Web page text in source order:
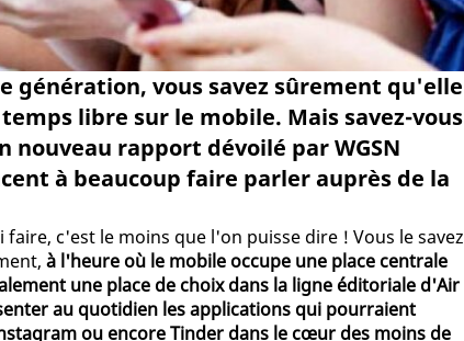
génération, vous savez sûrement qu'elle
libre sur le mobile. Mais savez-vous
rapport dévoilé par WGSN
à beaucoup faire parler auprès de la
c'est le moins que l'on puisse dire ! Vous le savez
à l'heure où le mobile occupe une place centrale
une place de choix dans la ligne éditoriale d'Air
au quotidien les applications qui pourraient
ou encore Tinder dans le cœur des moins de